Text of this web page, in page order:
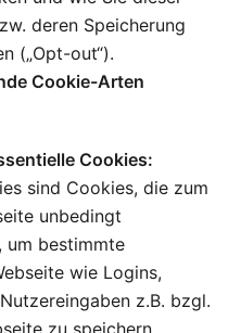
deren Speicherung
(„Opt-out“).
Cookie-Arten
Cookies:
sind Cookies, die zum
unbedingt
um bestimmte
wie Logins,
z.B. bzgl.
zu speichern.